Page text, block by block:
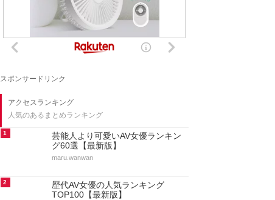
スポンサードリンク
アクセスランキング
人気のあるまとめランキング
1
芸能人より可愛いAV女優ランキン
グ60選【最新版】
maru.wanwan
2
歴代AV女優の人気ランキング
TOP100【最新版】